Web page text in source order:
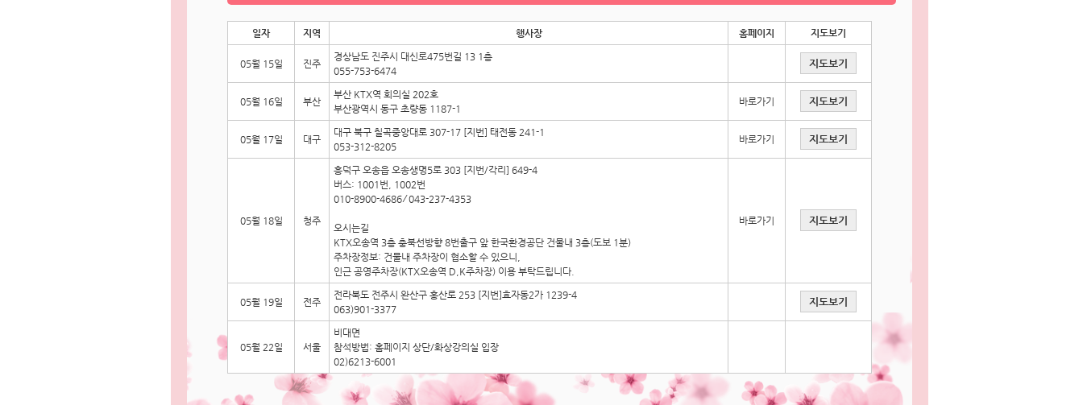
일자 지역 행사장 홈페이지 지도보기
05월 15일 진주
경상남도 진주시 대신로475번길 13 1층
055-753-6474
지도보기
05월 16일 부산
부산 KTX역 회의실 202호
부산광역시 동구 초량동 1187-1
바로가기 지도보기
05월 17일 대구
대구 북구 칠곡중앙대로 307-17 [지번] 태전동 241-1
053-312-8205
바로가기 지도보기
05월 18일 청주
흥덕구 오송읍 오송생명5로 303 [지번/각리] 649-4
버스: 1001번, 1002번
010-8900-4686 ⁄ 043-237-4353
오시는길
KTX오송역 3층 충북선방향 8번출구 앞 한국환경공단 건물내 3층(도보 1분)
주차장정보: 건물내 주차장이 협소할 수 있으니,
인근 공영주차장(KTX오송역 D,K주차장) 이용 부탁드립니다.
바로가기 지도보기
05월 19일 전주
전라북도 전주시 완산구 홍산로 253 [지번]효자동2가 1239-4
063)901-3377
지도보기
05월 22일 서울
비대면
참석방법: 홈페이지 상단/화상강의실 입장
02)6213-6001